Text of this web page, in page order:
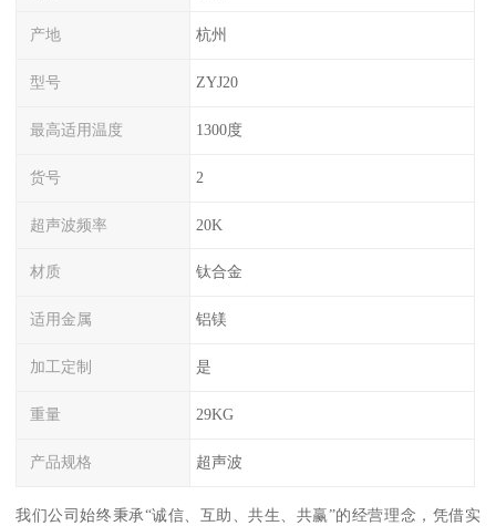
产地 杭州
型号 ZYJ20
最高适用温度 1300度
货号 2
超声波频率 20K
材质 钛合金
适用金属 铝镁
加工定制 是
重量 29KG
产品规格 超声波
我们公司始终秉承“诚信、互助、共生、共赢”的经营理念，凭借实